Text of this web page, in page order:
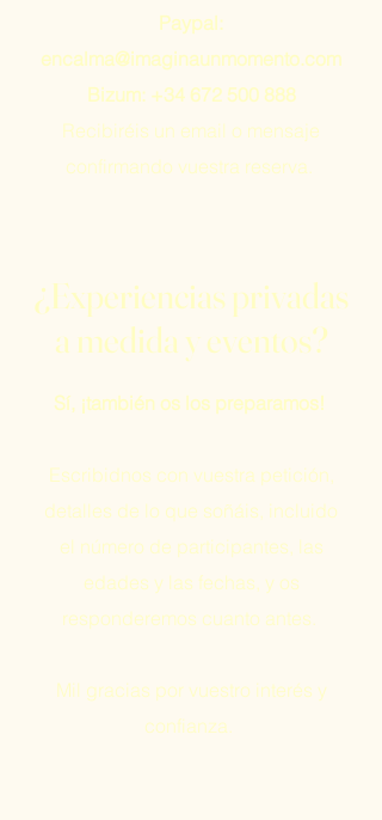
Paypal:
encalma@imaginaunmomento.com
Bizum: +34 672 500 888
Recibiréis un email o mensaje
confirmando vuestra reserva.
¿Experiencias privadas
a medida y eventos?
Sí, ¡también os los preparamos!
Escribidnos con vuestra petición,
detalles de lo que soñáis, incluido
el número de participantes, las
edades y las fechas, y os
responderemos cuanto antes.
Mil gracias por vuestro interés y
confianza.